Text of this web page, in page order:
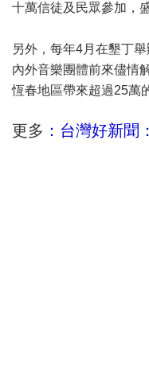
十萬信徒及民眾參加，
另外，每年4月在墾丁
內外音樂團體前來儘情
恆春地區帶來超過25萬
更多 ：台灣好新